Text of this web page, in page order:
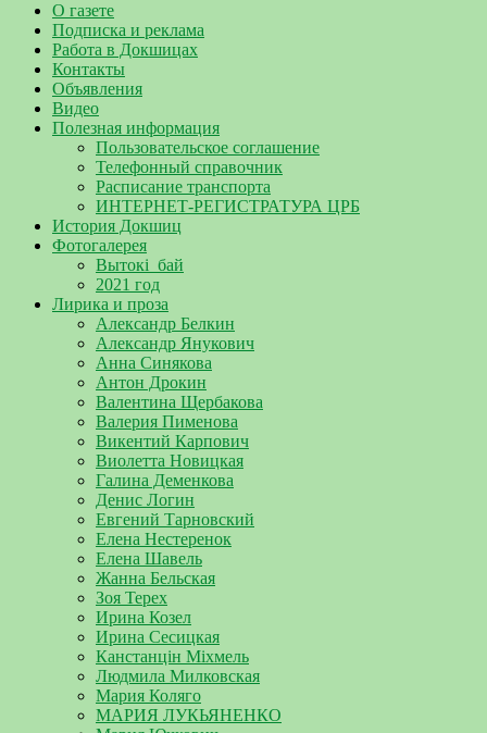
О газете
Подписка и реклама
Работа в Докшицах
Контакты
Объявления
Видео
Полезная информация
Пользовательское соглашение
Телефонный справочник
Расписание транспорта
ИНТЕРНЕТ-РЕГИСТРАТУРА ЦРБ
История Докшиц
Фотогалерея
Вытокі_бай
2021 год
Лирика и проза
Александр Белкин
Александр Янукович
Анна Синякова
Антон Дрокин
Валентина Щербакова
Валерия Пименова
Викентий Карпович
Виолетта Новицкая
Галина Деменкова
Денис Логин
Евгений Тарновский
Елена Нестеренок
Елена Шавель
Жанна Бельская
Зоя Терех
Ирина Козел
Ирина Сесицкая
Канстанцін Міхмель
Людмила Милковская
Мария Коляго
МАРИЯ ЛУКЬЯНЕНКО